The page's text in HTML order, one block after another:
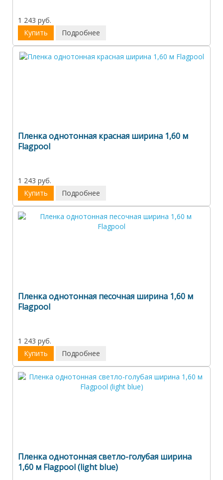
1 243 руб.
Купить
Подробнее
Пленка однотонная красная ширина 1,60 м
Flagpool
1 243 руб.
Купить
Подробнее
Пленка однотонная песочная ширина 1,60 м
Flagpool
1 243 руб.
Купить
Подробнее
Пленка однотонная светло-голубая ширина
1,60 м Flagpool (light blue)